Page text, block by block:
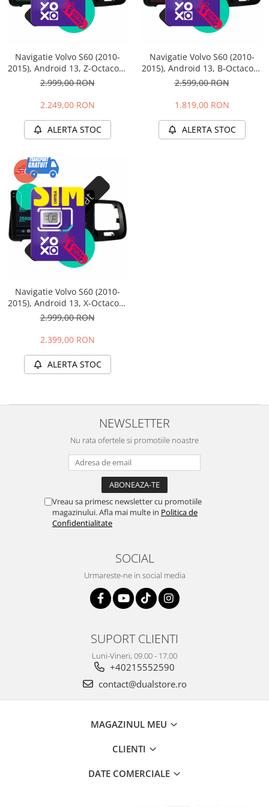
Navigatie Volvo S60 (2010-
2015), Android 13, Z-Octacore
/ 8GB RAM + 256GB ROM, 9
BGRKIT401
2.999,00 RON
2.249,00 RON
ALERTA STOC
Navigatie Volvo S60 (2010-
2015), Android 13, B-Octacore
/ 6GB RAM + 128GB ROM, 9
BGRKIT401
2.599,00 RON
1.819,00 RON
ALERTA STOC
Stoc epuizat
-20%
Navigatie Volvo S60 (2010-
2015), Android 13, X-Octacore
/ 8GB RAM + 256GB ROM, 9.5
BGRKIT401
2.999,00 RON
2.399,00 RON
ALERTA STOC
NEWSLETTER
Nu rata ofertele si promotiile noastre
Vreau sa primesc newsletter cu promotiile
magazinului. Afla mai multe in Politica de
Confidentialitate
SOCIAL
Urmareste-ne in social media
SUPORT CLIENTI
Luni-Vineri, 09.00 - 17.00
+40215552590
contact@dualstore.ro
MAGAZINUL MEU
CLIENTI
DATE COMERCIALE